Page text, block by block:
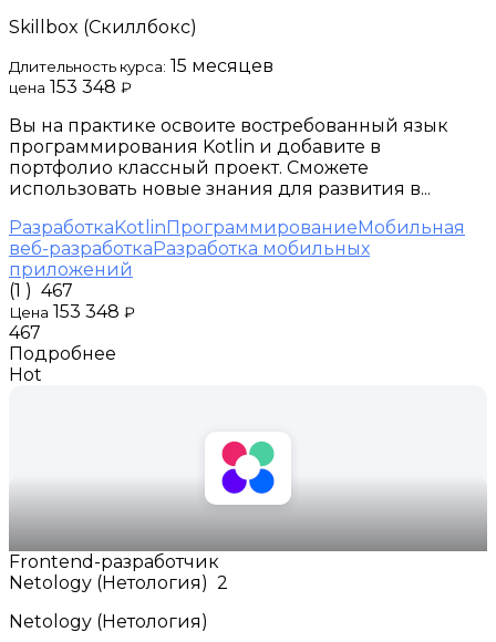
Skillbox (Скиллбокс)
Длительность курса: 15 месяцев
цена 153 348 ₽
Вы на практике освоите востребованный язык
программирования Kotlin и добавите в
портфолио классный проект. Сможете
использовать новые знания для развития в...
РазработкаKotlinПрограммированиеМобильная
веб-разработкаРазработка мобильных
приложений
(1 ) 467
Цена 153 348 ₽
467
Подробнее
Hot
Frontend-разработчик
Netology (Нетология) 2
Netology (Нетология)